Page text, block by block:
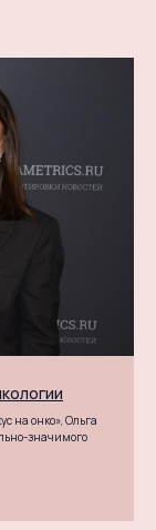
на онко», Ольга
значимого